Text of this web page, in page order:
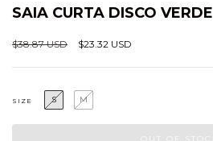
SAIA CURTA DISCO VERDE
$38.87 USD $23.32 USD
SIZE S M